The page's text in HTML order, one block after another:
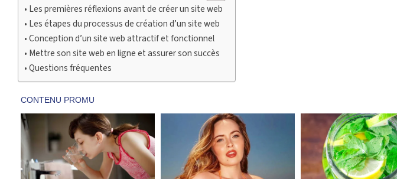
Les premières réflexions avant de créer un site web
Les étapes du processus de création d’un site web
Conception d’un site web attractif et fonctionnel
Mettre son site web en ligne et assurer son succès
Questions fréquentes